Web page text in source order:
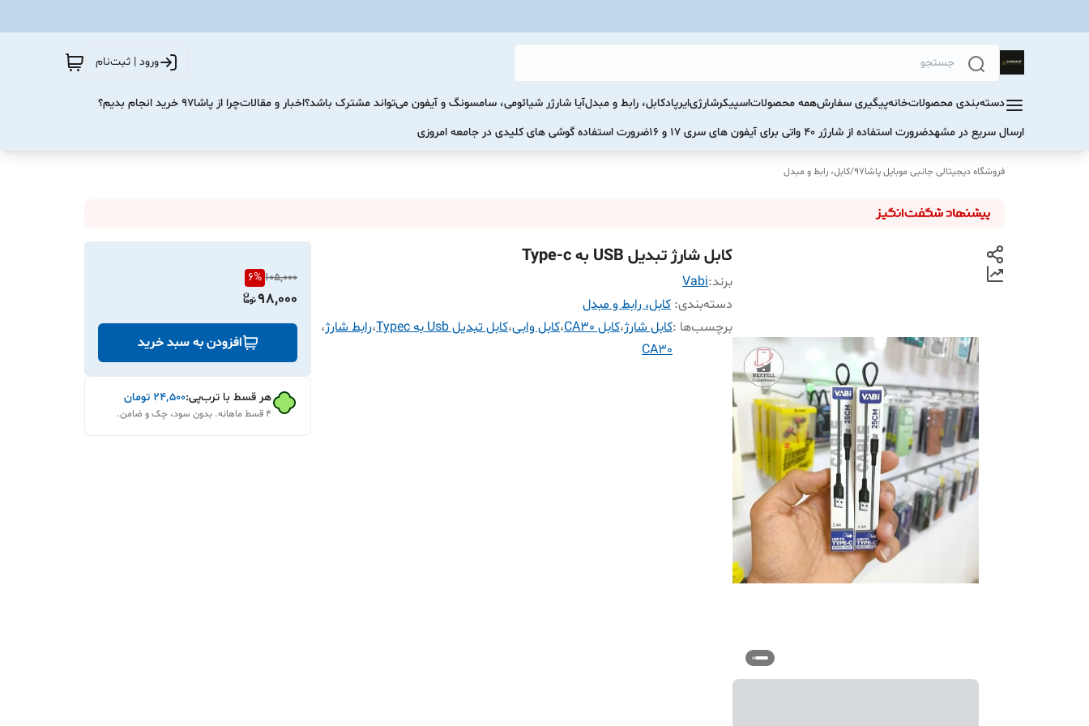
ورود | ثبت‌نام
دسته‌بندی محصولاتخانهپیگیری سفارشهمه محصولاتاسپیکرشارژیایرپادکابل، رابط و مبدلآیا شارژر شیائومی، سامسونگ و آیفون می‌تواند مشترک باشد؟اخبار و مقالاتچرا از پاشا۹۷ خرید انجام بدیم؟
ارسال سریع در مشهدضرورت استفاده از شارژر ۴۰ واتی برای آیفون های سری ۱۷ و ۱۶ ضرورت استفاده گوشی های کلیدی در جامعه امروزی
فروشگاه دیجیتالی جانبی موبایل پاشا97 /کابل، رابط و مبدل
کابل شارژ تبدیل USB به Type-c
برند:Vabi
دسته‌بندی: کابل، رابط و مبدل
برچسب‌ها :کابل شارژ،کابل CA30 ،کابل وابی،کابل تبدیل Usb به Typec ،رابط شارژ،
CA30
105,000
6%
98,000
افزودن به سبد خرید
هر قسط با ترب‌پی:۲۴٬۵۰۰ تومان
۴ قسط ماهانه. بدون سود، چک و ضامن.